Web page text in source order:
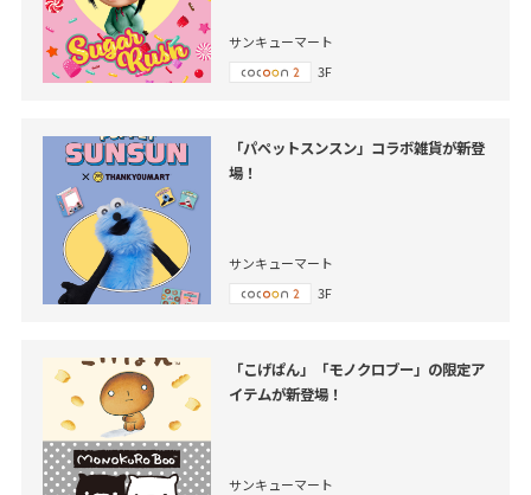
サンキューマート
3F
「パペットスンスン」コラボ雑貨が新登
場！
サンキューマート
3F
「こげぱん」「モノクロブー」の限定ア
イテムが新登場！
サンキューマート